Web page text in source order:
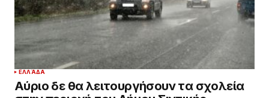
ΕΛΛΆΔΑ
Αύριο δε θα λειτουργήσουν τα σχολεία